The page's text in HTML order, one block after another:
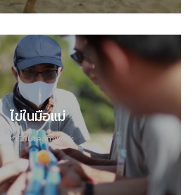
ไข่ในมือแม่
กิจกรรมteamwork